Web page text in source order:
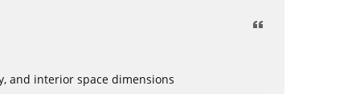
and interior space dimensions